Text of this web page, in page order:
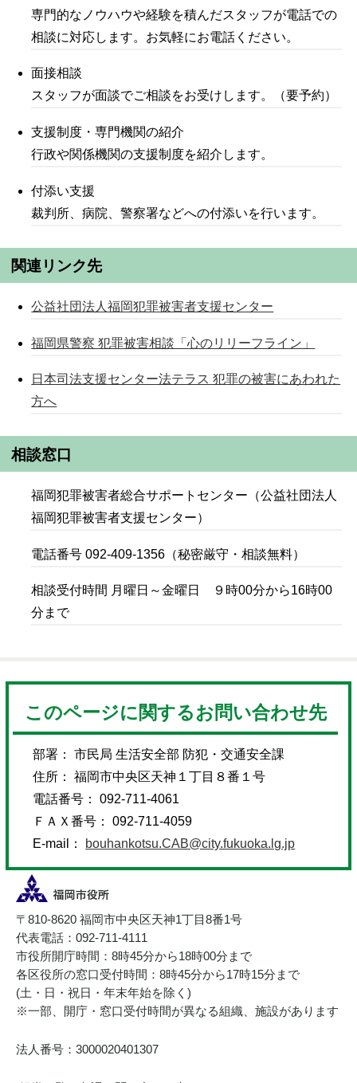
専門的なノウハウや経験を積んだスタッフが電話での
相談に対応します。お気軽にお電話ください。
面接相談
スタッフが面談でご相談をお受けします。（要予約）
支援制度・専門機関の紹介
行政や関係機関の支援制度を紹介します。
付添い支援
裁判所、病院、警察署などへの付添いを行います。
関連リンク先
公益社団法人福岡犯罪被害者支援センター
福岡県警察 犯罪被害相談「心のリリーフライン」
日本司法支援センター法テラス 犯罪の被害にあわれた
方へ
相談窓口
福岡犯罪被害者総合サポートセンター（公益社団法人
福岡犯罪被害者支援センター）
電話番号 092-409-1356（秘密厳守・相談無料）
相談受付時間 月曜日～金曜日 ９時00分から16時00
分まで
このページに関するお問い合わせ先
部署： 市民局 生活安全部 防犯・交通安全課
住所： 福岡市中央区天神１丁目８番１号
電話番号： 092-711-4061
ＦＡＸ番号： 092-711-4059
E-mail：
bouhankotsu.CAB@city.fukuoka.lg.jp
〒810-8620 福岡市中央区天神1丁目8番1号
代表電話：092-711-4111
市役所開庁時間：8時45分から18時00分まで
各区役所の窓口受付時間：8時45分から17時15分まで
(土・日・祝日・年末年始を除く)
※一部、開庁・窓口受付時間が異なる組織、施設があります
法人番号：3000020401307